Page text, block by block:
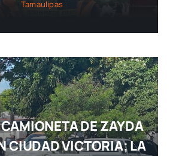
Tamaulipas
DE ZAYDA
CIUDAD VICTORIA; LA